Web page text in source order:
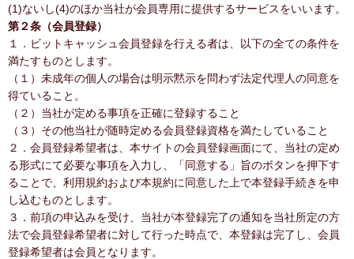
(1)ないし(4)のほか当社が会員専用に提供するサービスをいいます。
第２条（会員登録）
１．ビットキャッシュ会員登録を行える者は、以下の全ての条件を
満たすものとします。
（１）未成年の個人の場合は明示黙示を問わず法定代理人の同意を
得ていること。
（２）当社が定める事項を正確に登録すること
（３）その他当社が随時定める会員登録資格を満たしていること
２．会員登録希望者は、本サイトの会員登録画面にて、当社の定め
る形式にて必要な事項を入力し、「同意する」旨のボタンを押下す
ることで、利用規約および本規約に同意した上で本登録手続きを申
し込むものとします。
３．前項の申込みを受け、当社が本登録完了の通知を当社所定の方
法で会員登録希望者に対して行った時点で、本登録は完了し、会員
登録希望者は会員となります。